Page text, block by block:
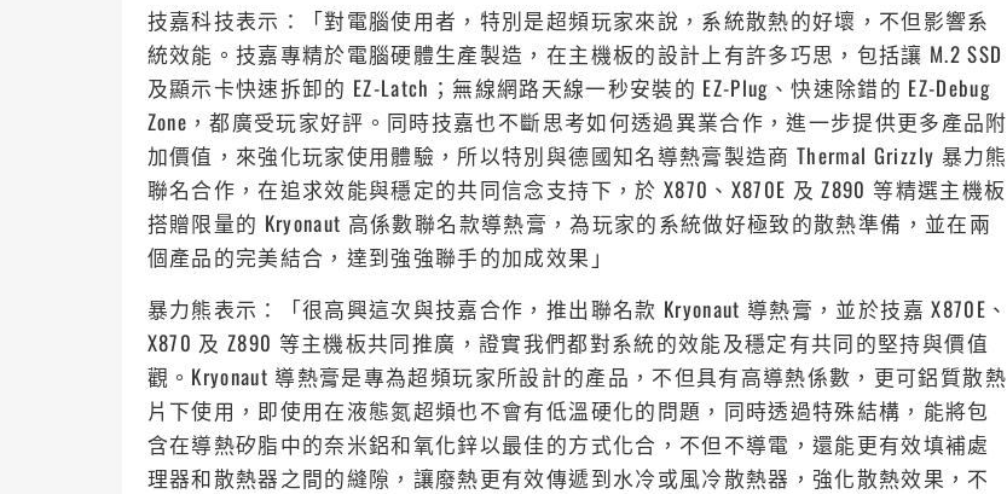
技嘉科技表示：「對電腦使用者，特別是超頻玩家來說，系統散熱的好壞，不但影響系
統效能。技嘉專精於電腦硬體生產製造，在主機板的設計上有許多巧思，包括讓 M.2 SSD
及顯示卡快速拆卸的 EZ-Latch；無線網路天線一秒安裝的 EZ-Plug、快速除錯的 EZ-Debug
Zone，都廣受玩家好評。同時技嘉也不斷思考如何透過異業合作，進一步提供更多產品附
加價值，來強化玩家使用體驗，所以特別與德國知名導熱膏製造商 Thermal Grizzly 暴力熊
聯名合作，在追求效能與穩定的共同信念支持下，於 X870、X870E 及 Z890 等精選主機板
搭贈限量的 Kryonaut 高係數聯名款導熱膏，為玩家的系統做好極致的散熱準備，並在兩
個產品的完美結合，達到強強聯手的加成效果」
暴力熊表示：「很高興這次與技嘉合作，推出聯名款 Kryonaut 導熱膏，並於技嘉 X870E、
X870 及 Z890 等主機板共同推廣，證實我們都對系統的效能及穩定有共同的堅持與價值
觀。Kryonaut 導熱膏是專為超頻玩家所設計的產品，不但具有高導熱係數，更可鋁質散熱
片下使用，即使用在液態氮超頻也不會有低溫硬化的問題，同時透過特殊結構，能將包
含在導熱矽脂中的奈米鋁和氧化鋅以最佳的方式化合，不但不導電，還能更有效填補處
理器和散熱器之間的縫隙，讓廢熱更有效傳遞到水冷或風冷散熱器，強化散熱效果，不